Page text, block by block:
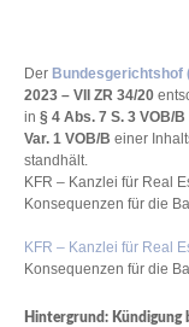
Der Bundesgerichtshof
2023 – VII ZR 34/20
in § 4 Abs. 7 S. 3 VOB/B
Var. 1 VOB/B einer
standhält.
KFR – Kanzlei für Real
Konsequenzen für die
KFR – Kanzlei für Real
Konsequenzen für die
Hintergrund: Kündigung